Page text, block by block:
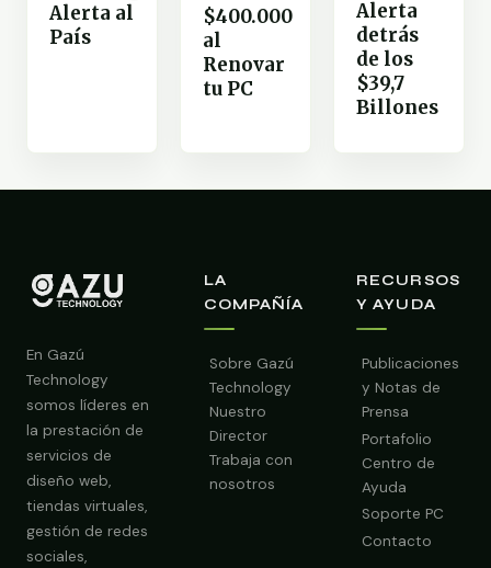
Alerta al
País
$400.000
al
Renovar
tu PC
Alerta
detrás
de los
$39,7
Billones
En Gazú
Technology
somos líderes en
la prestación de
servicios de
diseño web,
tiendas virtuales,
gestión de redes
sociales,
LA
COMPAÑÍA
Sobre Gazú
Technology
Nuestro
Director
Trabaja con
nosotros
RECURSOS
Y AYUDA
Publicaciones
y Notas de
Prensa
Portafolio
Centro de
Ayuda
Soporte PC
Contacto